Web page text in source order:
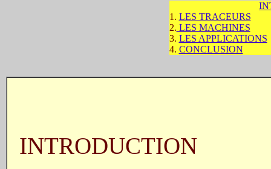
1. LES TRACEURS
2. LES MACHINES
3. LES APPLICATIONS
4. CONCLUSION
INTRODUCTION